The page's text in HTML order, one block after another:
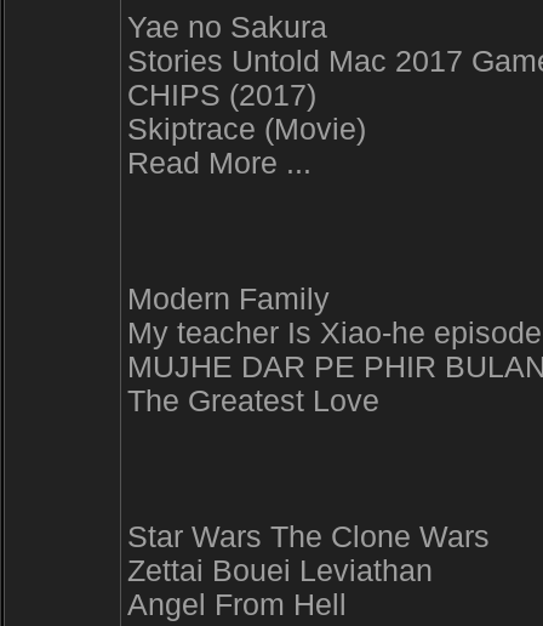
Yae no Sakura
Stories Untold Mac 2017
CHIPS (2017)
Skiptrace (Movie)
Read More ...
Modern Family
My teacher Is Xiao-he
MUJHE DAR PE PHIR
The Greatest Love
Star Wars The Clone Wars
Zettai Bouei Leviathan
Angel From Hell